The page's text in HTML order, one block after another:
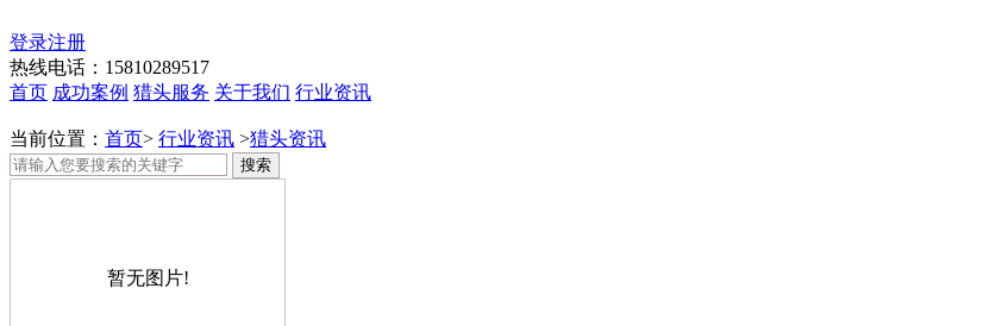
登录注册
热线电话：15810289517
首页 成功案例 猎头服务 关于我们 行业资讯
当前位置： 首页> 行业资讯 >猎头资讯
搜索
暂无图片!